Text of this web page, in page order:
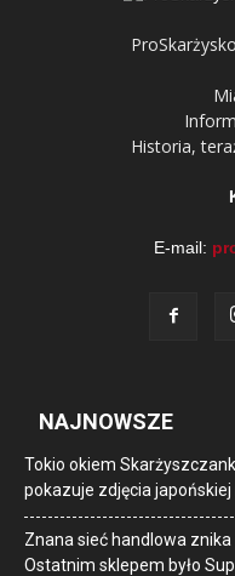
Historia,
E-mail:
NAJNOWSZE
Tokio okiem
pokazuje zdjęcia
Znana sieć handlowa
Ostatnim sklepem było